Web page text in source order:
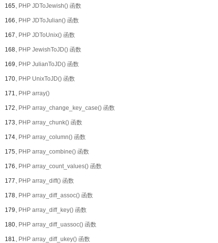
165、PHP JDToJewish() 函数
166、PHP JDToJulian() 函数
167、PHP JDToUnix() 函数
168、PHP JewishToJD() 函数
169、PHP JulianToJD() 函数
170、PHP UnixToJD() 函数
171、PHP array()
172、PHP array_change_key_case() 函数
173、PHP array_chunk() 函数
174、PHP array_column() 函数
175、PHP array_combine() 函数
176、PHP array_count_values() 函数
177、PHP array_diff() 函数
178、PHP array_diff_assoc() 函数
179、PHP array_diff_key() 函数
180、PHP array_diff_uassoc() 函数
181、PHP array_diff_ukey() 函数